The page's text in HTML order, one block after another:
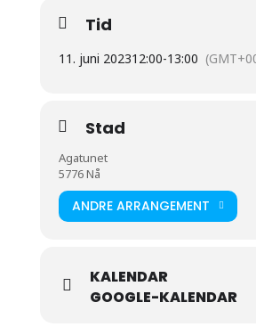
Tid
11. juni 202312:00-13:00
Stad
Agatunet
5776 Nå
ANDRE ARRANGEMENT
KALENDAR
GOOGLE-KALENDAR